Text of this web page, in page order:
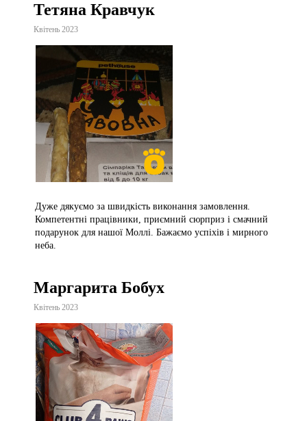
Тетяна Кравчук
Квітень 2023
Дуже дякуємо за швидкість виконання замовлення.
Компетентні працівники, приємний сюрприз і смачний
подарунок для нашої Моллі. Бажаємо успіхів і мирного
неба.
Маргарита Бобух
Квітень 2023